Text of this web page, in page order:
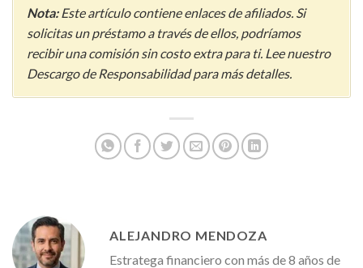
Nota:Este artículo contiene enlaces de afiliados. Si
solicitas un préstamo a través de ellos, podríamos
recibir una comisión sin costo extra para ti. Lee nuestro
Descargo de Responsabilidad para más detalles.
ALEJANDRO MENDOZA
Estratega financiero con más de 8 años de